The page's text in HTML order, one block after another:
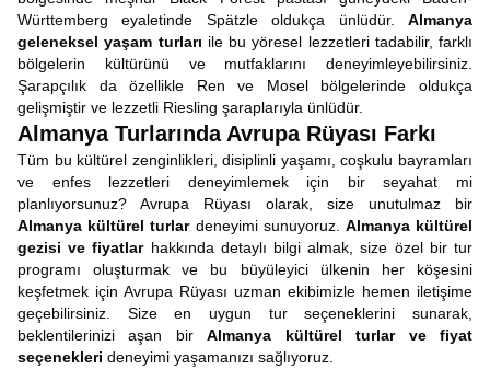
Württemberg eyaletinde Spätzle oldukça ünlüdür. Almanya
geleneksel yaşam turları ile bu yöresel lezzetleri tadabilir, farklı
bölgelerin kültürünü ve mutfaklarını deneyimleyebilirsiniz.
Şarapçılık da özellikle Ren ve Mosel bölgelerinde oldukça
gelişmiştir ve lezzetli Riesling şaraplarıyla ünlüdür.
Almanya Turlarında Avrupa Rüyası Farkı
Tüm bu kültürel zenginlikleri, disiplinli yaşamı, coşkulu bayramları
ve enfes lezzetleri deneyimlemek için bir seyahat mi
planlıyorsunuz? Avrupa Rüyası olarak, size unutulmaz bir
Almanya kültürel turlardeneyimi sunuyoruz. Almanya kültürel
gezisi ve fiyatlarhakkında detaylı bilgi almak, size özel bir tur
programı oluşturmak ve bu büyüleyici ülkenin her köşesini
keşfetmek için Avrupa Rüyası uzman ekibimizle hemen iletişime
geçebilirsiniz. Size en uygun tur seçeneklerini sunarak,
beklentilerinizi aşan birAlmanya kültürel turlar ve fiyat
seçenekleri deneyimi yaşamanızı sağlıyoruz.